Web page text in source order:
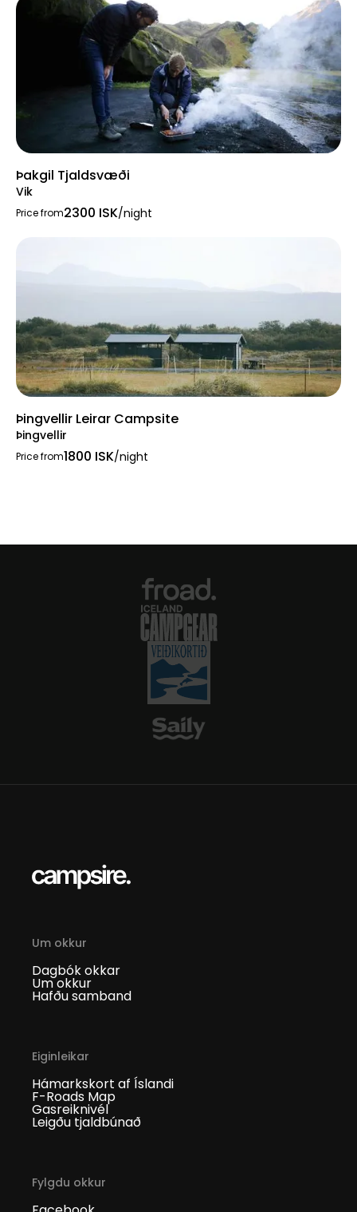
Þakgil Tjaldsvæði
Vik
Price from2300 ISK/night
Þingvellir Leirar Campsite
Þingvellir
Price from1800 ISK/night
Um okkur
Dagbók okkar
Um okkur
Hafðu samband
Eiginleikar
Hámarkskort af Íslandi
F-Roads Map
Gasreiknivél
Leigðu tjaldbúnað
Fylgdu okkur